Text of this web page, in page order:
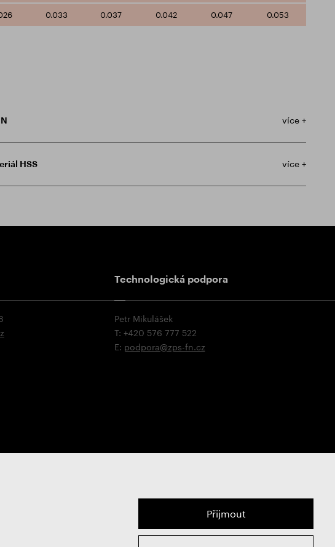
0.033 0.037 0.042 0.047 0.053
více +
HSS více +
Technologická podpora
Petr Mikulášek
T: +420 576 777 522
E: podpora@zps-fn.cz
Přijmout